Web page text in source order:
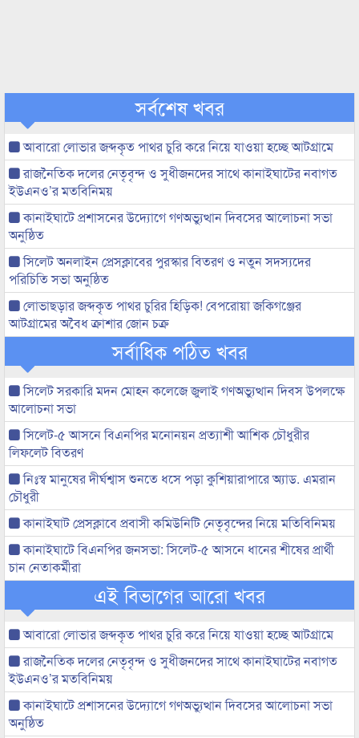
সর্বশেষ খবর
আবারো লোভার জব্দকৃত পাথর চুরি করে নিয়ে যাওয়া হচ্ছে আটগ্রামে
রাজনৈতিক দলের নেতৃবৃন্দ ও সুধীজনদের সাথে কানাইঘাটের নবাগত
ইউএনও’র মতবিনিময়
কানাইঘাটে প্রশাসনের উদ্যোগে গণঅভ্যুত্থান দিবসের আলোচনা সভা
অনুষ্ঠিত
সিলেট অনলাইন প্রেসক্লাবের পুরস্কার বিতরণ ও নতুন সদস্যদের
পরিচিতি সভা অনুষ্ঠিত
লোভাছড়ার জব্দকৃত পাথর চুরির হিড়িক! বেপরোয়া জকিগঞ্জের
আটগ্রামের অবৈধ ক্রাশার জোন চক্র
সর্বাধিক পঠিত খবর
সিলেট সরকারি মদন মোহন কলেজে জুলাই গণঅভ্যুত্থান দিবস উপলক্ষে
আলোচনা সভা
সিলেট-৫ আসনে বিএনপির মনোনয়ন প্রত্যাশী আশিক চৌধুরীর
লিফলেট বিতরণ
নিঃস্ব মানুষের দীর্ঘশ্বাস শুনতে ধসে পড়া কুশিয়ারাপারে অ্যাড. এমরান
চৌধুরী
কানাইঘাট প্রেসক্লাবে প্রবাসী কমিউনিটি নেতৃবৃন্দের নিয়ে মতিবিনিময়
কানাইঘাটে বিএনপির জনসভা: সিলেট-৫ আসনে ধানের শীষের প্রার্থী
চান নেতাকর্মীরা
এই বিভাগের আরো খবর
আবারো লোভার জব্দকৃত পাথর চুরি করে নিয়ে যাওয়া হচ্ছে আটগ্রামে
রাজনৈতিক দলের নেতৃবৃন্দ ও সুধীজনদের সাথে কানাইঘাটের নবাগত
ইউএনও’র মতবিনিময়
কানাইঘাটে প্রশাসনের উদ্যোগে গণঅভ্যুত্থান দিবসের আলোচনা সভা
অনুষ্ঠিত